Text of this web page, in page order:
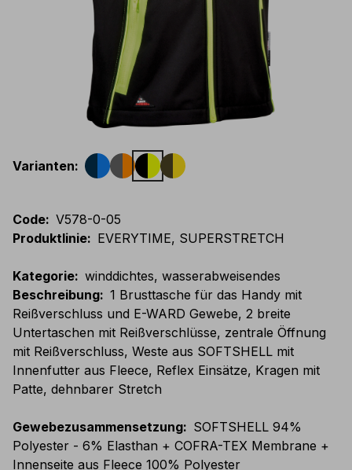
Varianten:
Code: V578-0-05
Produktlinie: EVERYTIME, SUPERSTRETCH
Kategorie: winddichtes, wasserabweisendes
Beschreibung: 1 Brusttasche für das Handy mit
Reißverschluss und E-WARD Gewebe, 2 breite
Untertaschen mit Reißverschlüsse, zentrale Öffnung
mit Reißverschluss, Weste aus SOFTSHELL mit
Innenfutter aus Fleece, Reflex Einsätze, Kragen mit
Patte, dehnbarer Stretch
Gewebezusammensetzung: SOFTSHELL 94%
Polyester - 6% Elasthan + COFRA-TEX Membrane +
Innenseite aus Fleece 100% Polyester